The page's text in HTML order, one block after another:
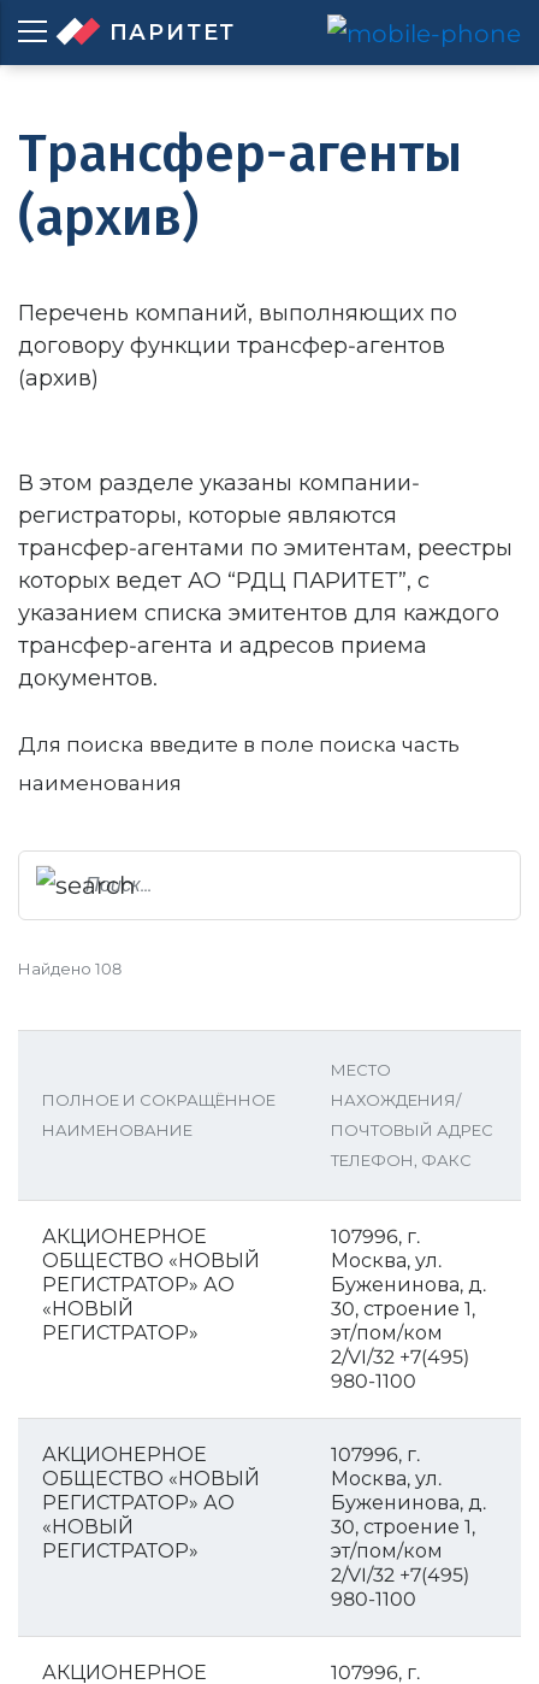
ПАРИТЕТ
Трансфер-агенты
(архив)
Перечень компаний, выполняющих по
договору функции трансфер-агентов
(архив)
В этом разделе указаны компании-
регистраторы, которые являются
трансфер-агентами по эмитентам, реестры
которых ведет АО “РДЦ ПАРИТЕТ”, с
указанием списка эмитентов для каждого
трансфер-агента и адресов приема
документов.
Для поиска введите в поле поиска часть
наименования
Найдено 108
ПОЛНОЕ И СОКРАЩЁННОЕ
НАИМЕНОВАНИЕ
МЕСТО
НАХОЖДЕНИЯ/
ПОЧТОВЫЙ АДРЕС
ТЕЛЕФОН, ФАКС
АКЦИОНЕРНОЕ
ОБЩЕСТВО «НОВЫЙ
РЕГИСТРАТОР» АО
«НОВЫЙ
РЕГИСТРАТОР»
107996, г.
Москва, ул.
Буженинова, д.
30, строение 1,
эт/пом/ком
2/VI/32 +7(495)
980-1100
АКЦИОНЕРНОЕ
ОБЩЕСТВО «НОВЫЙ
РЕГИСТРАТОР» АО
«НОВЫЙ
РЕГИСТРАТОР»
107996, г.
Москва, ул.
Буженинова, д.
30, строение 1,
эт/пом/ком
2/VI/32 +7(495)
980-1100
АКЦИОНЕРНОЕ
107996, г.